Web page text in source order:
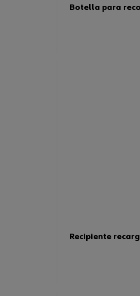
Botella para
Recipiente